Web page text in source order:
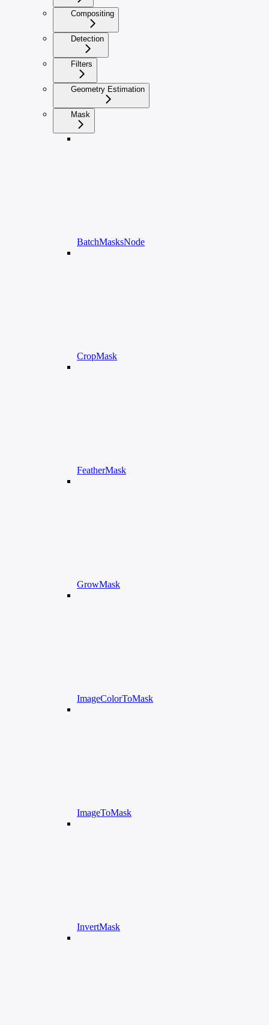
Compositing
Detection
Filters
Geometry Estimation
Mask
BatchMasksNode
CropMask
FeatherMask
GrowMask
ImageColorToMask
ImageToMask
InvertMask